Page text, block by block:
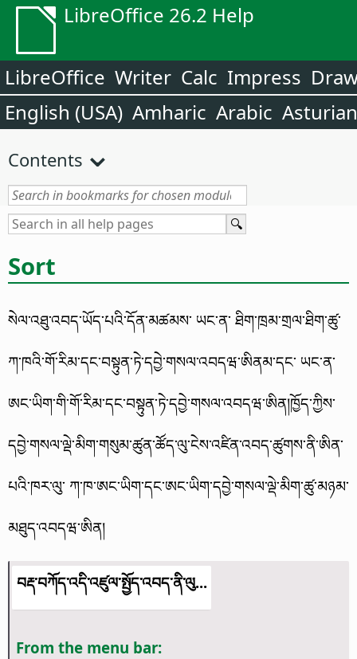
LibreOffice 26.2 Help
LibreOffice Writer Calc Impress
English (USA) Amharic Arabic Asturian
Contents
Sort
སེལ་འཐུ་འབད་ཡོད་པའི་དོན་མཚམས་ ཡང་ན་ ཐིག་ཁྲམ་གྲལ་ཐིག་ཚུ་
ཀ་ཁའི་གོ་རིམ་དང་བསྟུན་ཏེ་དབྱེ་གསལ་འབདཝ་ཨིནམ་དང་ ཡང་ན་
ཨང་ཡིག་གི་གོ་རིམ་དང་བསྟུན་ཏེ་དབྱེ་གསལ་འབདཝ་ཨིན།ཁྱོད་ཀྱིས་
དབྱེ་གསལ་ལྡེ་མིག་གསུམ་ཚུན་ཚོད་ལུ་ངེས་འཛིན་འབད་ཚུགས་ནི་ཨིན་
པའི་ཁར་ལུ་ ཀ་ཁ་ཨང་ཡིག་དང་ཨང་ཡིག་དབྱེ་གསལ་ལྡེ་མིག་ཚུ་མཉམ་
མཐུད་འབདཝ་ཨིན།
བརྡ་བཀོད་འདི་འཛུལ་སྤྱོད་འབད་ནི་ལུ...
From the menu bar: